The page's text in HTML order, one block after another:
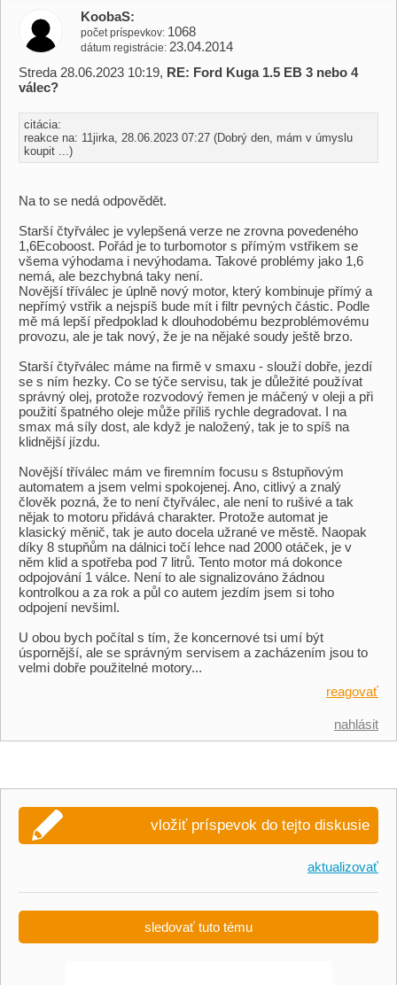
KoobaS
počet príspevkov 1068
dátum registrácie 23.04.2014
Streda 28.06.2023 10:19, RE: Ford Kuga 1.5 EB 3 nebo 4
válec?
citácia:
reakce na: 11jirka, 28.06.2023 07:27 (Dobrý den, mám v úmyslu
koupit ...)
Na to se nedá odpovědět.
Starší čtyřválec je vylepšená verze ne zrovna povedeného
1,6Ecoboost. Pořád je to turbomotor s přímým vstřikem se
všema výhodama i nevýhodama. Takové problémy jako 1,6
nemá, ale bezchybná taky není.
Novější tříválec je úplně nový motor, který kombinuje přímý a
nepřímý vstřik a nejspíš bude mít i filtr pevných částic. Podle
mě má lepší předpoklad k dlouhodobému bezproblémovému
provozu, ale je tak nový, že je na nějaké soudy ještě brzo.
Starší čtyřválec máme na firmě v smaxu - slouží dobře, jezdí
se s ním hezky. Co se týče servisu, tak je důležité používat
správný olej, protože rozvodový řemen je máčený v oleji a při
použití špatného oleje může příliš rychle degradovat. I na
smax má síly dost, ale když je naložený, tak je to spíš na
klidnější jízdu.
Novější tříválec mám ve firemním focusu s 8stupňovým
automatem a jsem velmi spokojenej. Ano, citlivý a znalý
člověk pozná, že to není čtyřválec, ale není to rušivé a tak
nějak to motoru přidává charakter. Protože automat je
klasický měnič, tak je auto docela užrané ve městě. Naopak
díky 8 stupňům na dálnici točí lehce nad 2000 otáček, je v
něm klid a spotřeba pod 7 litrů. Tento motor má dokonce
odpojování 1 válce. Není to ale signalizováno žádnou
kontrolkou a za rok a půl co autem jezdím jsem si toho
odpojení nevšiml.
U obou bych počítal s tím, že koncernové tsi umí být
úspornější, ale se správným servisem a zacházením jsou to
velmi dobře použitelné motory...
reagovať
nahlásit
vložiť príspevok do tejto diskusie
aktualizovať
sledovať tuto tému